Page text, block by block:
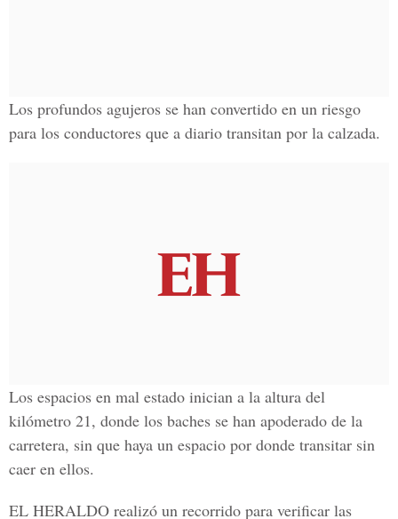
Los profundos agujeros se han convertido en un riesgo
para los conductores que a diario transitan por la calzada.
Los espacios en mal estado inician a la altura del
kilómetro 21, donde los baches se han apoderado de la
carretera, sin que haya un espacio por donde transitar sin
caer en ellos.
EL HERALDO realizó un recorrido para verificar las